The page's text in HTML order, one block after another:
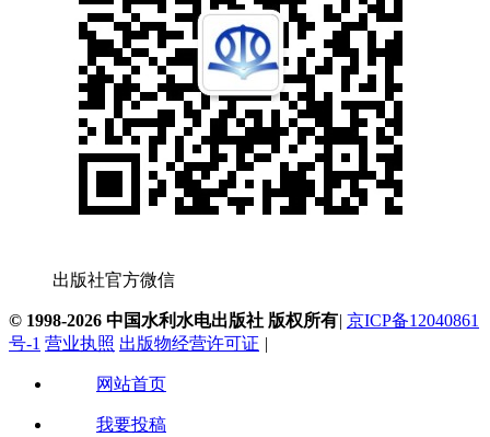
出版社官方微信
© 1998-2026 中国水利水电出版社 版权所有| 京ICP备12040861
号-1 营业执照 出版物经营许可证 |
网站首页
我要投稿